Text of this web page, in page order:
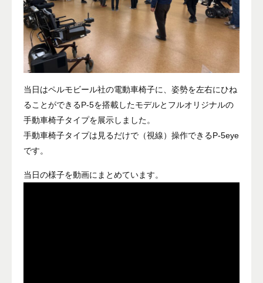
当日はペルモビール社の電動車椅子に、姿勢を左右にひね
ることができるP-5を搭載したモデルとフルオリジナルの
手動車椅子タイプを展示しました。
手動車椅子タイプは見るだけで（視線）操作できるP-5eye
です。
当日の様子を動画にまとめています。